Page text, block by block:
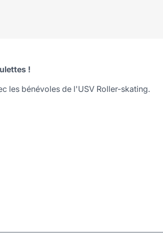
!
les bénévoles de l'USV Roller-skating.